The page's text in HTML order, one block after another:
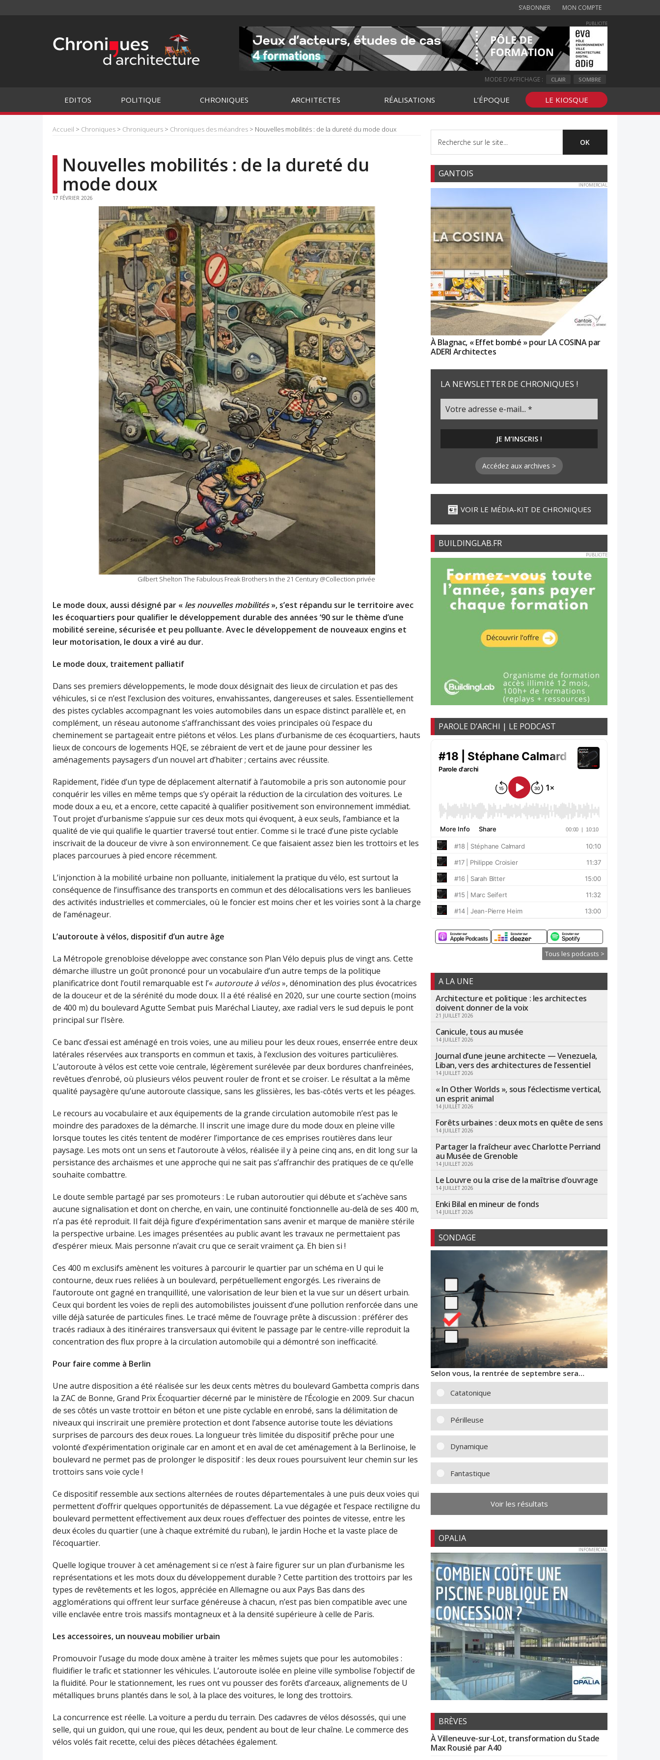
S’ABONNER MON COMPTE
PUBLICITE
MODE D'AFFICHAGE : CLAIR SOMBRE
EDITOS POLITIQUE CHRONIQUES ARCHITECTES RÉALISATIONS L’ÉPOQUE LE KIOSQUE
Accueil > Chroniques > Chroniqueurs > Chroniques des méandres > Nouvelles mobilités : de la dureté du mode doux
Nouvelles mobilités : de la dureté du
mode doux
17 FÉVRIER 2026
Gilbert Shelton The Fabulous Freak Brothers In the 21 Century @Collection privée
Le mode doux, aussi désigné par « les nouvelles mobilités», s’est répandu sur le territoire avec
les écoquartiers pour qualifier le développement durable des années ‘90 sur le thème d’une
mobilité sereine, sécurisée et peu polluante. Avec le développement de nouveaux engins et
leur motorisation, le doux a viré au dur.
Le mode doux, traitement palliatif
Dans ses premiers développements, le mode doux désignait des lieux de circulation et pas des
véhicules, si ce n’est l’exclusion des voitures, envahissantes, dangereuses et sales. Essentiellement
des pistes cyclables accompagnant les voies automobiles dans un espace distinct parallèle et, en
complément, un réseau autonome s’affranchissant des voies principales où l’espace du
cheminement se partageait entre piétons et vélos. Les plans d’urbanisme de ces écoquartiers, hauts
lieux de concours de logements HQE, se zébraient de vert et de jaune pour dessiner les
aménagements paysagers d’un nouvel art d’habiter ; certains avec réussite.
Rapidement, l’idée d’un type de déplacement alternatif à l’automobile a pris son autonomie pour
conquérir les villes en même temps que s’y opérait la réduction de la circulation des voitures. Le
mode doux a eu, et a encore, cette capacité à qualifier positivement son environnement immédiat.
Tout projet d’urbanisme s’appuie sur ces deux mots qui évoquent, à eux seuls, l’ambiance et la
qualité de vie qui qualifie le quartier traversé tout entier. Comme si le tracé d’une piste cyclable
inscrivait de la douceur de vivre à son environnement. Ce que faisaient assez bien les trottoirs et les
places parcourues à pied encore récemment.
L’injonction à la mobilité urbaine non polluante, initialement la pratique du vélo, est surtout la
conséquence de l’insuffisance des transports en commun et des délocalisations vers les banlieues
des activités industrielles et commerciales, où le foncier est moins cher et les voiries sont à la charge
de l’aménageur.
L’autoroute à vélos, dispositif d’un autre âge
La Métropole grenobloise développe avec constance son Plan Vélo depuis plus de vingt ans. Cette
démarche illustre un goût prononcé pour un vocabulaire d’un autre temps de la politique
planificatrice dont l’outil remarquable est l’« autoroute à vélos», dénomination des plus évocatrices
de la douceur et de la sérénité du mode doux. Il a été réalisé en 2020, sur une courte section (moins
de 400 m) du boulevard Agutte Sembat puis Maréchal Liautey, axe radial vers le sud depuis le pont
principal sur l’Isère.
Ce banc d’essai est aménagé en trois voies, une au milieu pour les deux roues, enserrée entre deux
latérales réservées aux transports en commun et taxis, à l’exclusion des voitures particulières.
L’autoroute à vélos est cette voie centrale, légèrement surélevée par deux bordures chanfreinées,
revêtues d’enrobé, où plusieurs vélos peuvent rouler de front et se croiser. Le résultat a la même
qualité paysagère qu’une autoroute classique, sans les glissières, les bas-côtés verts et les péages.
Le recours au vocabulaire et aux équipements de la grande circulation automobile n’est pas le
moindre des paradoxes de la démarche. Il inscrit une image dure du mode doux en pleine ville
lorsque toutes les cités tentent de modérer l’importance de ces emprises routières dans leur
paysage. Les mots ont un sens et l’autoroute à vélos, réalisée il y à peine cinq ans, en dit long sur la
persistance des archaïsmes et une approche qui ne sait pas s’affranchir des pratiques de ce qu’elle
souhaite combattre.
Le doute semble partagé par ses promoteurs : Le ruban autoroutier qui débute et s’achève sans
aucune signalisation et dont on cherche, en vain, une continuité fonctionnelle au-delà de ses 400 m,
n’a pas été reproduit. Il fait déjà figure d’expérimentation sans avenir et marque de manière stérile
la perspective urbaine. Les images présentées au public avant les travaux ne permettaient pas
d’espérer mieux. Mais personne n’avait cru que ce serait vraiment ça. Eh bien si !
Ces 400 m exclusifs amènent les voitures à parcourir le quartier par un schéma en U qui le
contourne, deux rues reliées à un boulevard, perpétuellement engorgés. Les riverains de
l’autoroute ont gagné en tranquillité, une valorisation de leur bien et la vue sur un désert urbain.
Ceux qui bordent les voies de repli des automobilistes jouissent d’une pollution renforcée dans une
ville déjà saturée de particules fines. Le tracé même de l’ouvrage prête à discussion : préférer des
tracés radiaux à des itinéraires transversaux qui évitent le passage par le centre-ville reproduit la
concentration des flux propre à la circulation automobile qui a démontré son inefficacité.
Pour faire comme à Berlin
Une autre disposition a été réalisée sur les deux cents mètres du boulevard Gambetta compris dans
la ZAC de Bonne, Grand Prix Écoquartier décerné par le ministère de l’Écologie en 2009. Sur chacun
de ses côtés un vaste trottoir en béton et une piste cyclable en enrobé, sans la délimitation de
niveaux qui inscrirait une première protection et dont l’absence autorise toute les déviations
surprises de parcours des deux roues. La longueur très limitée du dispositif prêche pour une
volonté d’expérimentation originale car en amont et en aval de cet aménagement à la Berlinoise, le
boulevard ne permet pas de prolonger le dispositif : les deux roues poursuivent leur chemin sur les
trottoirs sans voie cycle !
Ce dispositif ressemble aux sections alternées de routes départementales à une puis deux voies qui
permettent d’offrir quelques opportunités de dépassement. La vue dégagée et l’espace rectiligne du
boulevard permettent effectivement aux deux roues d’effectuer des pointes de vitesse, entre les
deux écoles du quartier (une à chaque extrémité du ruban), le jardin Hoche et la vaste place de
l’écoquartier.
Quelle logique trouver à cet aménagement si ce n’est à faire figurer sur un plan d’urbanisme les
représentations et les mots doux du développement durable ? Cette partition des trottoirs par les
types de revêtements et les logos, appréciée en Allemagne ou aux Pays Bas dans des
agglomérations qui offrent leur surface généreuse à chacun, n’est pas bien compatible avec une
ville enclavée entre trois massifs montagneux et à la densité supérieure à celle de Paris.
Les accessoires, un nouveau mobilier urbain
Promouvoir l’usage du mode doux amène à traiter les mêmes sujets que pour les automobiles :
fluidifier le trafic et stationner les véhicules. L’autoroute isolée en pleine ville symbolise l’objectif de
la fluidité. Pour le stationnement, les rues ont vu pousser des forêts d’arceaux, alignements de U
métalliques bruns plantés dans le sol, à la place des voitures, le long des trottoirs.
La concurrence est réelle. La voiture a perdu du terrain. Des cadavres de vélos désossés, qui une
selle, qui un guidon, qui une roue, qui les deux, pendent au bout de leur chaîne. Le commerce des
vélos volés fait recette, celui des pièces détachées également.
GANTOIS
INFOMERCIAL
À Blagnac, « Effet bombé » pour LA COSINA par
ADERI Architectes
LA NEWSLETTER DE CHRONIQUES !
Accédez aux archives >
VOIR LE MÉDIA-KIT DE CHRONIQUES
BUILDINGLAB.FR
PUBLICITE
PAROLE D’ARCHI | LE PODCAST
Tous les podcasts >
A LA UNE
Architecture et politique : les architectes
doivent donner de la voix
21 JUILLET 2026
Canicule, tous au musée
14 JUILLET 2026
Journal d’une jeune architecte — Venezuela,
Liban, vers des architectures de l’essentiel
14 JUILLET 2026
« In Other Worlds », sous l’éclectisme vertical,
un esprit animal
14 JUILLET 2026
Forêts urbaines : deux mots en quête de sens
14 JUILLET 2026
Partager la fraîcheur avec Charlotte Perriand
au Musée de Grenoble
14 JUILLET 2026
Le Louvre ou la crise de la maîtrise d’ouvrage
14 JUILLET 2026
Enki Bilal en mineur de fonds
14 JUILLET 2026
SONDAGE
Selon vous, la rentrée de septembre sera…
Catatonique
Périlleuse
Dynamique
Fantastique
Voir les résultats
OPALIA
INFOMERCIAL
BRÈVES
À Villeneuve-sur-Lot, transformation du Stade
Max Rousié par A40